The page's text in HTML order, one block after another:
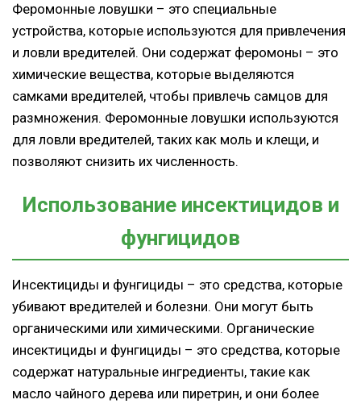
Феромонные ловушки – это специальные
устройства, которые используются для привлечения
и ловли вредителей. Они содержат феромоны – это
химические вещества, которые выделяются
самками вредителей, чтобы привлечь самцов для
размножения. Феромонные ловушки используются
для ловли вредителей, таких как моль и клещи, и
позволяют снизить их численность.
Использование инсектицидов и
фунгицидов
Инсектициды и фунгициды – это средства, которые
убивают вредителей и болезни. Они могут быть
органическими или химическими. Органические
инсектициды и фунгициды – это средства, которые
содержат натуральные ингредиенты, такие как
масло чайного дерева или пиретрин, и они более